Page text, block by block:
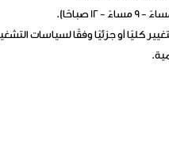
كليًا أو جزئيًا وفقًا لسياسات